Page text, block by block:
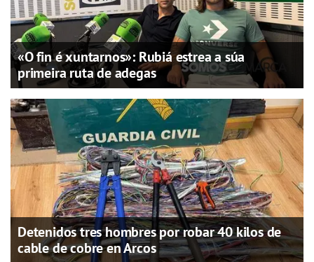
«O fin é xuntarnos»: Rubiá estrea a súa
primeira ruta de adegas
Detenidos tres hombres por robar 40 kilos de
cable de cobre en Arcos